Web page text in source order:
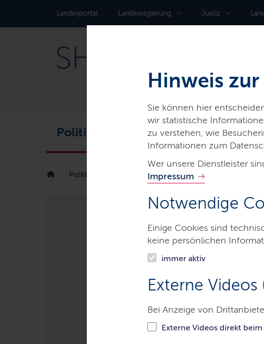
Hinweis
Sie können hier
wir statistische
zu verstehen, wie
Informationen zum
Wer unsere Dienstleister
Impressum
Notwendige
Einige Cookies sind
keine persönlichen
immer aktiv
Externe
Bei Anzeige von
Externe Videos direkt
Landes­portal Landes­regierung Justiz
Politik Service Karriere
Politik Digitalisierung Ein Unternehmen schnell und
Ein
gründen
Die Plattform startuphafen.sh ist eine
dem Landesprogramm offene